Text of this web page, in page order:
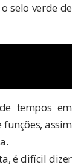
selo verde de
tempos em
funções, assim
é difícil dizer